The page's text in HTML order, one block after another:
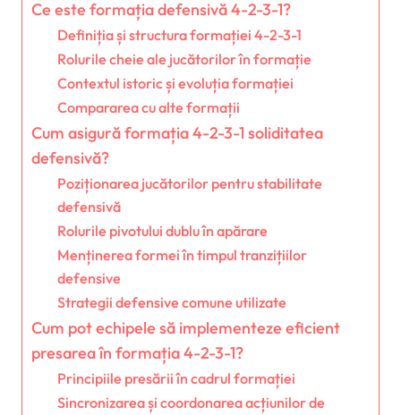
Ce este formația defensivă 4-2-3-1?
Definiția și structura formației 4-2-3-1
Rolurile cheie ale jucătorilor în formație
Contextul istoric și evoluția formației
Compararea cu alte formații
Cum asigură formația 4-2-3-1 soliditatea
defensivă?
Poziționarea jucătorilor pentru stabilitate
defensivă
Rolurile pivotului dublu în apărare
Menținerea formei în timpul tranzițiilor
defensive
Strategii defensive comune utilizate
Cum pot echipele să implementeze eficient
presarea în formația 4-2-3-1?
Principiile presării în cadrul formației
Sincronizarea și coordonarea acțiunilor de